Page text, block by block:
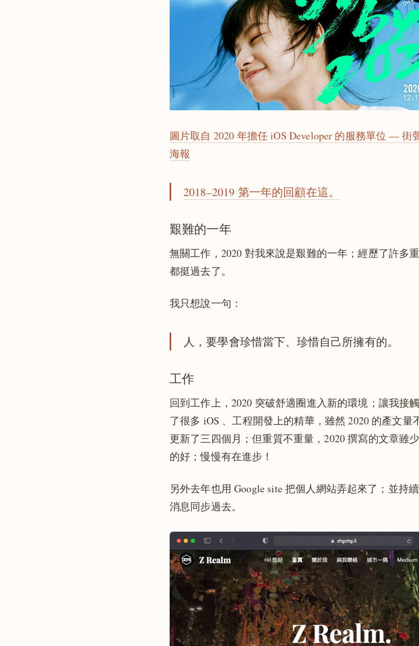
圖片取自 2020 年擔任 iOS Developer 的服務單位 —
海報
2018–2019 第一年的回顧在這。
艱難的一年
無關工作，2020 對我來說是艱難的一年；經歷了許多
都挺過去了。
我只想說一句：
人，要學會珍惜當下、珍惜自己所擁有的。
工作
回到工作上，2020 突破舒適圈進入新的環境；讓我接
了很多 iOS 、工程開發上的精華，雖然 2020 的產文量
更新了三四個月；但重質不重量，2020 撰寫的文章雖
的好；慢慢有在進步！
另外去年也用 Google site 把個人網站弄起來了；並持
消息同步過去。